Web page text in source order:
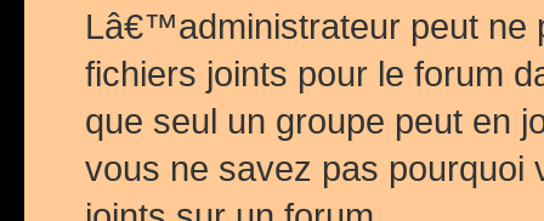
Lâ€™administrateur peut
fichiers joints pour le forum
que seul un groupe peut en
vous ne savez pas pourquoi